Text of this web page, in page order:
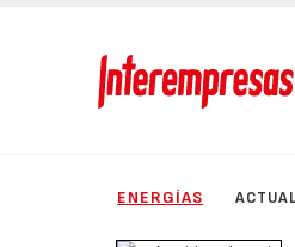
ENERGÍAS